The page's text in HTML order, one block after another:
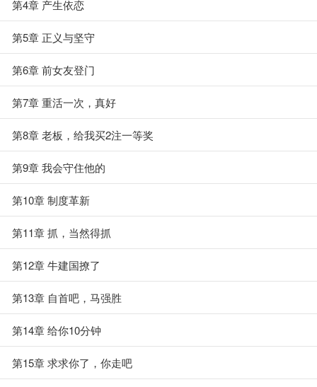
第4章 产生依恋
第5章 正义与坚守
第6章 前女友登门
第7章 重活一次，真好
第8章 老板，给我买2注一等奖
第9章 我会守住他的
第10章 制度革新
第11章 抓，当然得抓
第12章 牛建国撩了
第13章 自首吧，马强胜
第14章 给你10分钟
第15章 求求你了，你走吧